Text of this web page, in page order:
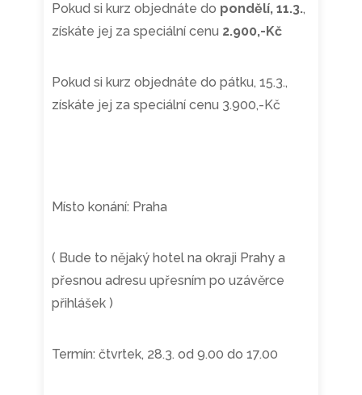
Pokud si kurz objednáte do pondělí, 11.3.,
získáte jej za speciální cenu 2.900,-Kč
Pokud si kurz objednáte do pátku, 15.3.,
získáte jej za speciální cenu 3.900,-Kč
Místo konání: Praha
( Bude to nějaký hotel na okraji Prahy a
přesnou adresu upřesním po uzávěrce
přihlášek )
Termín: čtvrtek, 28.3. od 9.00 do 17.00